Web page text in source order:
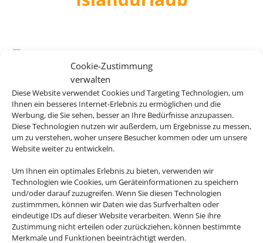
Cookie-Zustimmung
verwalten
Diese Website verwendet Cookies und Targeting Technologien, um
Ihnen ein besseres Internet-Erlebnis zu ermöglichen und die
Werbung, die Sie sehen, besser an Ihre Bedürfnisse anzupassen.
Diese Technologien nutzen wir außerdem, um Ergebnisse zu messen,
um zu verstehen, woher unsere Besucher kommen oder um unsere
Website weiter zu entwickeln.
Um Ihnen ein optimales Erlebnis zu bieten, verwenden wir
Technologien wie Cookies, um Geräteinformationen zu speichern
und/oder darauf zuzugreifen. Wenn Sie diesen Technologien
zustimmmen, können wir Daten wie das Surfverhalten oder
eindeutige IDs auf dieser Website verarbeiten. Wenn Sie ihre
Zustimmung nicht erteilen oder zurückziehen, können bestimmte
Merkmale und Funktionen beeinträchtigt werden.
Icelandair Hotel Herad
Egilsstadir, Island
ab729 €
Icelandair Hotel Reykjavik Marina